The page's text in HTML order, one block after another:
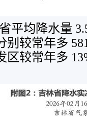
平均降水量
别较常年多
区较常年多